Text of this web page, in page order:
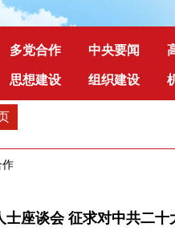
多党合作 中央要闻
思想建设 组织建设
作
士座谈会 征求对中共二